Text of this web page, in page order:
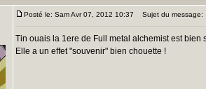
Posté le: Sam Avr 07, 2012 10:37 Sujet du message:
Tin ouais la 1ere de Full metal alchemist est bien
Elle a un effet "souvenir" bien chouette !